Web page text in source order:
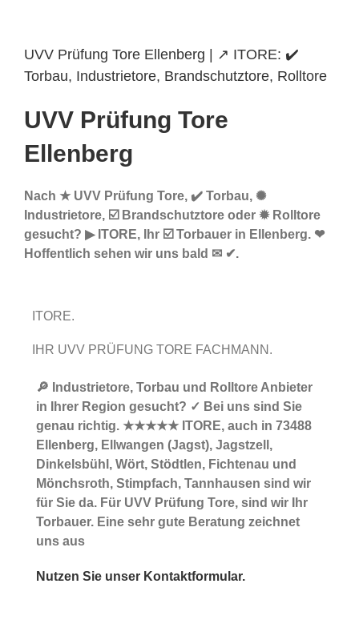
UVV Prüfung Tore Ellenberg | ↗️ ITORE: ✔️
Torbau, Industrietore, Brandschutztore, Rolltore
UVV Prüfung Tore
Ellenberg
Nach ★ UVV Prüfung Tore, ✔️ Torbau, ✺
Industrietore, ☑️ Brandschutztore oder ✹ Rolltore
gesucht? ▶︎ ITORE, Ihr ☑️ Torbauer in Ellenberg. ❤
Hoffentlich sehen wir uns bald ✉ ✔.
ITORE.
IHR UVV PRÜFUNG TORE FACHMANN.
🔎 Industrietore, Torbau und Rolltore Anbieter
in Ihrer Region gesucht? ✓ Bei uns sind Sie
genau richtig. ★★★★★ ITORE, auch in 73488
Ellenberg, Ellwangen (Jagst), Jagstzell,
Dinkelsbühl, Wört, Stödtlen, Fichtenau und
Mönchsroth, Stimpfach, Tannhausen sind wir
für Sie da. Für UVV Prüfung Tore, sind wir Ihr
Torbauer. Eine sehr gute Beratung zeichnet
uns aus
Nutzen Sie unser Kontaktformular.